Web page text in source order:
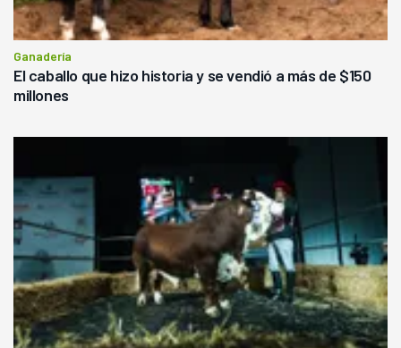
Ganadería
El caballo que hizo historia y se vendió a más de $150
millones